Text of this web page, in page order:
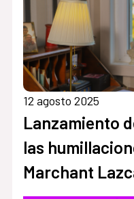
12 agosto 2025
Lanzamiento
las
Marchant